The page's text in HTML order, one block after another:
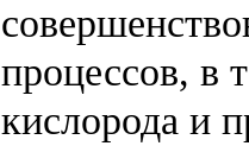
процессов, в
кислорода и